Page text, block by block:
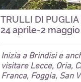
TRULLI DI PUGLIA
24 aprile-2
Inizia a Brindisi e
visitare Lecce, Oria,
Franca, Foggia, San